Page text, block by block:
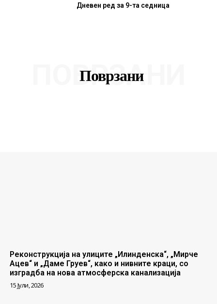
Дневен ред за 9-та седница
Поврзани
ПОВРЗАНИ
Реконструкција на улиците „Илинденска“, „Мирче
Ацев“ и „Даме Груев“, како и нивните краци, со
изградба на нова атмосферска канализација
15 Јули, 2026